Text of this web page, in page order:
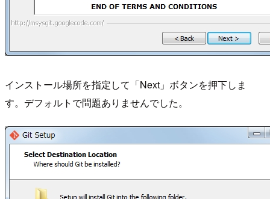
インストール場所を指定して「Next」ボタンを押下しま
す。デフォルトで問題ありませんでした。